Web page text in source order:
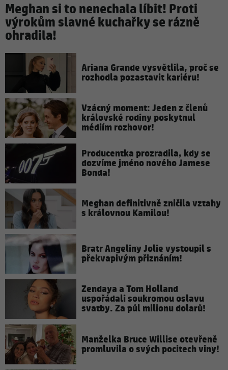
Meghan si to nenechala líbit! Proti
výrokům slavné kuchařky se rázně
ohradila!
Ariana Grande vysvětlila, proč se
rozhodla pozastavit kariéru!
Vzácný moment: Jeden z členů
královské rodiny poskytnul
médiím rozhovor!
Producentka prozradila, kdy se
dozvíme jméno nového Jamese
Bonda!
Meghan definitivně zničila vztahy
s královnou Kamilou!
Bratr Angeliny Jolie vystoupil s
překvapivým přiznáním!
Zendaya a Tom Holland
uspořádali soukromou oslavu
svatby. Za půl milionu dolarů!
Manželka Bruce Willise otevřeně
promluvila o svých pocitech viny!